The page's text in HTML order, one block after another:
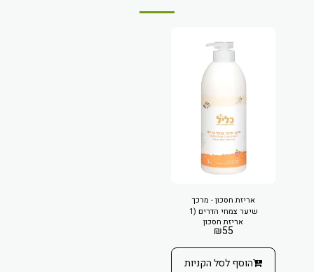
אריזת חסכון - מרכך
שיער צמחי הדרים (1
ליטר)
אריזת חסכון
₪55
הוסף לסל הקניות